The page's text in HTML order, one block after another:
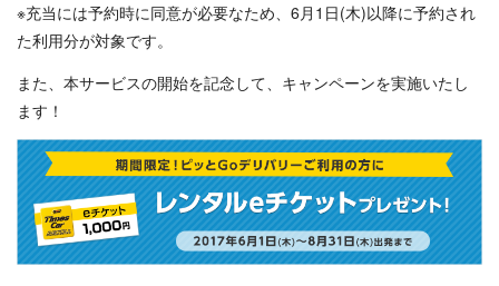
※充当には予約時に同意が必要なため、6月1日(木)以降に予約され
た利用分が対象です。
また、本サービスの開始を記念して、キャンペーンを実施いたし
ます！